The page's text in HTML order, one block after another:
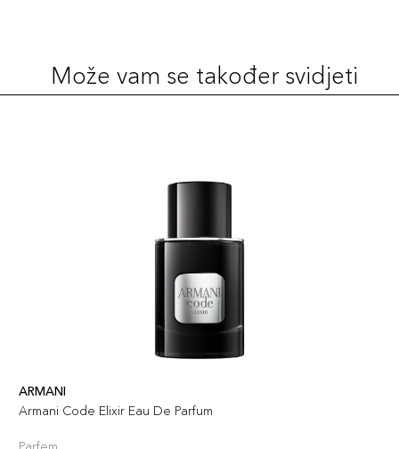
Može vam se također svidjeti
ARMANI
Armani Code Elixir Eau De Parfum